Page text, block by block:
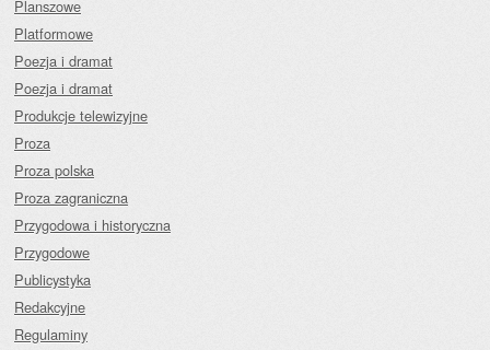
Planszowe
Platformowe
Poezja i dramat
Poezja i dramat
Produkcje telewizyjne
Proza
Proza polska
Proza zagraniczna
Przygodowa i historyczna
Przygodowe
Publicystyka
Redakcyjne
Regulaminy